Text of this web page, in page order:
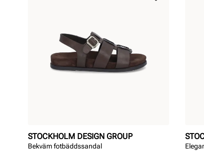
STOCKHOLM DESIGN GROUP
Bekväm fotbäddssandal